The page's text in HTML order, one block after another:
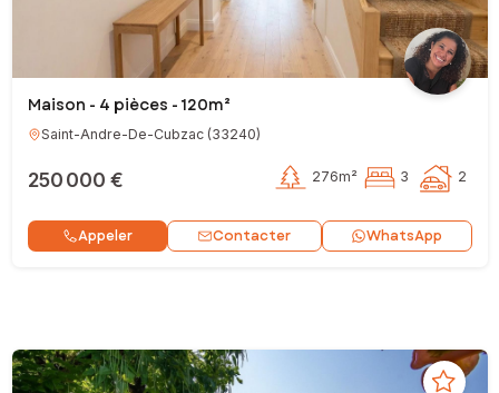
Maison - 4 pièces - 120m²
Saint-Andre-De-Cubzac(33240)
250 000 € 276m² 3 2
Appeler Contacter WhatsApp